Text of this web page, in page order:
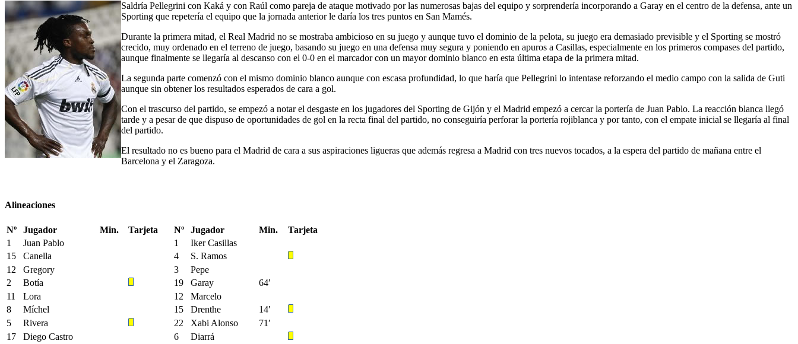
Saldría Pellegrini con Kaká y con Raúl como pareja de ataque motivado por las numerosas bajas del equipo y sorprendería incorporando a Garay en el centro de la defensa, ante un
Sporting que repetería el equipo que la jornada anterior le daría los tres puntos en San Mamés.
Durante la primera mitad, el Real Madrid no se mostraba ambicioso en su juego y aunque tuvo el dominio de la pelota, su juego era demasiado previsible y el Sporting se mostró
crecido, muy ordenado en el terreno de juego, basando su juego en una defensa muy segura y poniendo en apuros a Casillas, especialmente en los primeros compases del partido,
aunque finalmente se llegaría al descanso con el 0-0 en el marcador con un mayor dominio blanco en esta última etapa de la primera mitad.
La segunda parte comenzó con el mismo dominio blanco aunque con escasa profundidad, lo que haría que Pellegrini lo intentase reforzando el medio campo con la salida de Guti
aunque sin obtener los resultados esperados de cara a gol.
Con el trascurso del partido, se empezó a notar el desgaste en los jugadores del Sporting de Gijón y el Madrid empezó a cercar la portería de Juan Pablo. La reacción blanca llegó
tarde y a pesar de que dispuso de oportunidades de gol en la recta final del partido, no conseguiría perforar la portería rojiblanca y por tanto, con el empate inicial se llegaría al final
del partido.
El resultado no es bueno para el Madrid de cara a sus aspiraciones ligueras que además regresa a Madrid con tres nuevos tocados, a la espera del partido de mañana entre el
Barcelona y el Zaragoza.
Alineaciones
Nº Jugador Min. Tarjeta Nº Jugador Min.
Tarjeta
1
Juan Pablo 1
Iker Casillas
15
Canella 4
S. Ramos
12
Gregory 3
Pepe
2
Botía 19 Garay
64′
11
Lora 12
Marcelo
8
Míchel 15 Drenthe
14′
5
Rivera 22 Xabi Alonso
71′
17
Diego Castro 6
Diarrá